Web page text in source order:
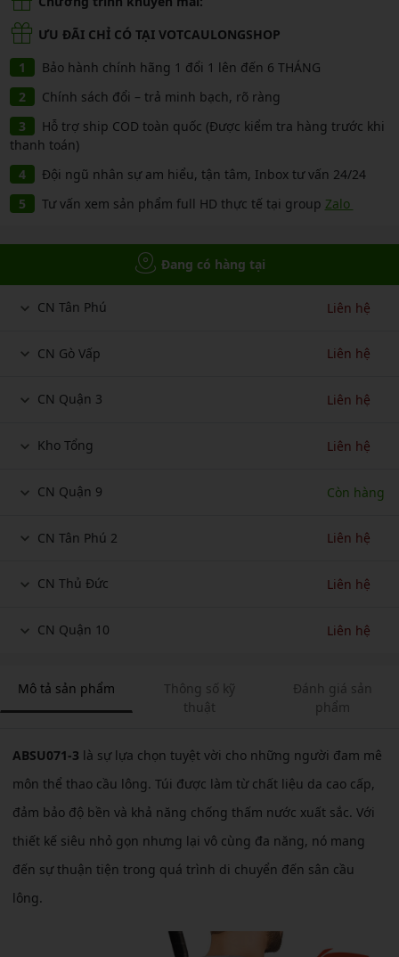
ƯU ĐÃI CHỈ CÓ TẠI VOTCAULONGSHOP
Bảo hành chính hãng 1 đổi 1 lên đến 6 THÁNG
Chính sách đổi – trả minh bạch, rõ ràng
Hỗ trợ ship COD toàn quốc (Được kiểm tra hàng trước khi
thanh toán)
Đội ngũ nhân sự am hiểu, tận tâm, Inbox tư vấn 24/24
Tư vấn xem sản phẩm full HD thực tế tại group Zalo
Đang có hàng tại
CN Tân Phú Liên hệ
CN Gò Vấp Liên hệ
CN Quận 3 Liên hệ
Kho Tổng Liên hệ
CN Quận 9 Còn hàng
CN Tân Phú 2 Liên hệ
CN Thủ Đức Liên hệ
CN Quận 10 Liên hệ
Mô tả sản phẩm
Thông số kỹ
thuật
Đánh giá sản
phẩm
ABSU071-3 là sự lựa chọn tuyệt vời cho những người đam mê
môn thể thao cầu lông. Túi được làm từ chất liệu da cao cấp,
đảm bảo độ bền và khả năng chống thấm nước xuất sắc. Với
thiết kế siêu nhỏ gọn nhưng lại vô cùng đa năng, nó mang
đến sự thuận tiện trong quá trình di chuyển đến sân cầu
lông.